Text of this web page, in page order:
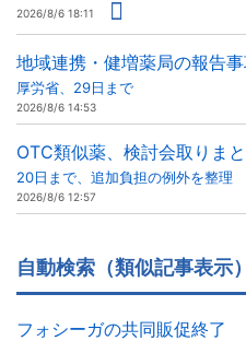
2026/8/6 18:11
地域連携・健増薬局の報告
厚労省、29日まで
2026/8/6 14:53
OTC類似薬、検討会取りま
20日まで、追加負担の例外を整理
2026/8/6 12:57
自動検索（類似記事表示）
フォシーガの共同販促終了